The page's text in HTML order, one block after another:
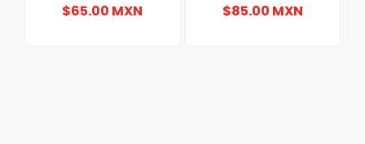
$65.00 MXN $85.00 MXN